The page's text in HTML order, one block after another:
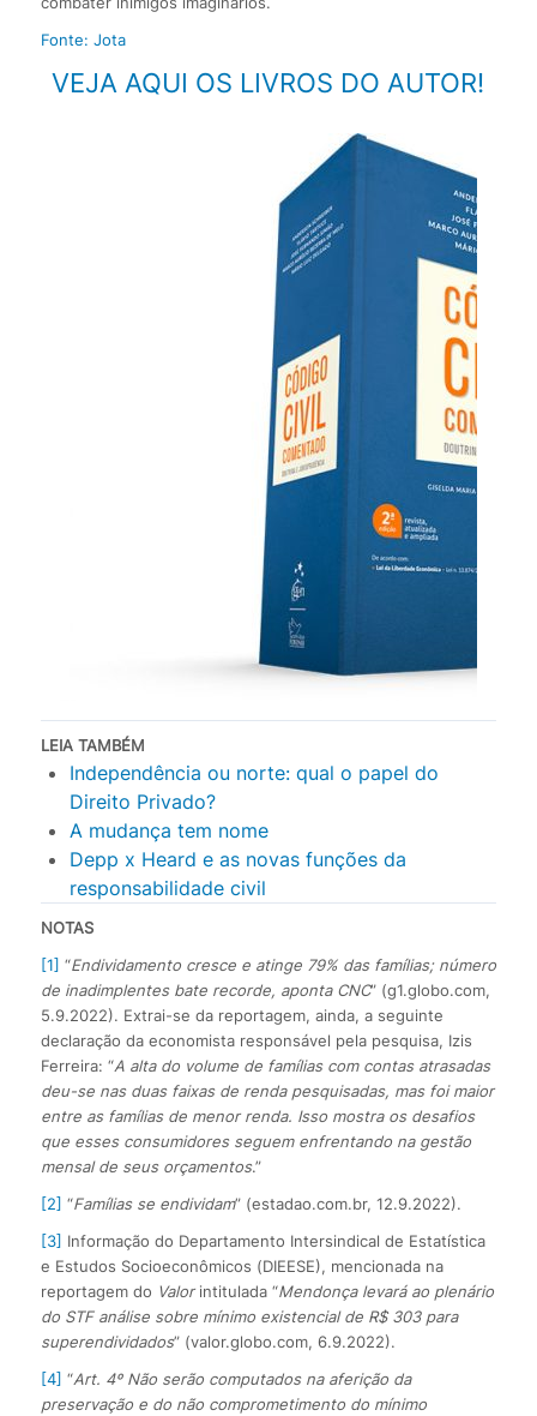
Fonte: Jota
VEJA AQUI OS LIVROS DO AUTOR!
LEIA TAMBÉM
Independência ou norte: qual o papel do
Direito Privado?
A mudança tem nome
Depp x Heard e as novas funções da
responsabilidade civil
NOTAS
[1] “Endividamento cresce e atinge 79% das famílias; número
de inadimplentes bate recorde, aponta CNC” (g1.globo.com,
5.9.2022). Extrai-se da reportagem, ainda, a seguinte
declaração da economista responsável pela pesquisa, Izis
Ferreira: “A alta do volume de famílias com contas atrasadas
deu-se nas duas faixas de renda pesquisadas, mas foi maior
entre as famílias de menor renda. Isso mostra os desafios
que esses consumidores seguem enfrentando na gestão
mensal de seus orçamentos.”
[2] “Famílias se endividam” (estadao.com.br, 12.9.2022).
[3] Informação do Departamento Intersindical de Estatística
e Estudos Socioeconômicos (DIEESE), mencionada na
reportagem do Valorintitulada “Mendonça levará ao plenário
do STF análise sobre mínimo existencial de R$ 303 para
superendividados” (valor.globo.com, 6.9.2022).
[4] “Art. 4º Não serão computados na aferição da
preservação e do não comprometimento do mínimo